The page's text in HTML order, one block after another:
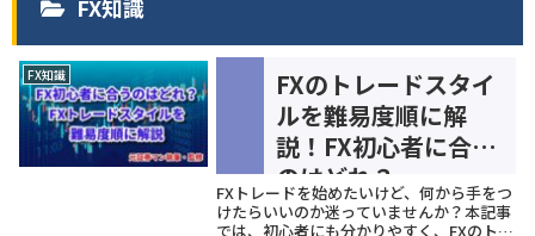
FX知識
FX知識
FXのトレードスタイ
ルを難易度順に解
説！FX初心者に合う
のはどれ？
FXトレードを始めたいけど、何から手をつ
けたらいいのか迷っていませんか？本記事
では、初心者にも分かりやすく、FXのトレ